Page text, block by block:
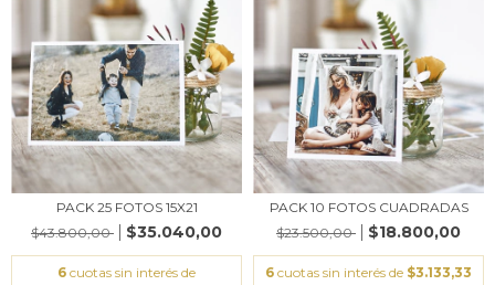
PACK 25 FOTOS 15X21
$43.800,00
$35.040,00
6 cuotas sin interés de
PACK 10 FOTOS CUADRADAS
$23.500,00
$18.800,00
6 cuotas sin interés de $3.133,33